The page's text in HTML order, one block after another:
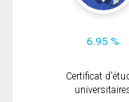
6.95 %
Certificat